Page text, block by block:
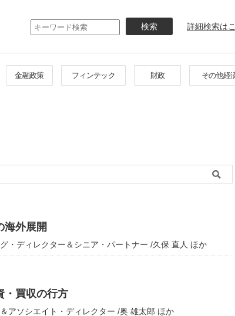
イ
ン
テ
ン
詳細検索は
金融政策 フィンテック 財政 その他経
海外展開
ディレクター＆シニア・パートナー /久保 直人 ほか
・買収の行方
アソシエイト・ディレクター /奥 雄太郎 ほか